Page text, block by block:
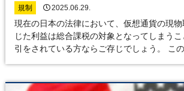
規制 2025.06.29.
現在の日本の法律において、仮想通貨の現
じた利益は総合課税の対象となってしまう
引をされている方ならご存じでしょう。 こ